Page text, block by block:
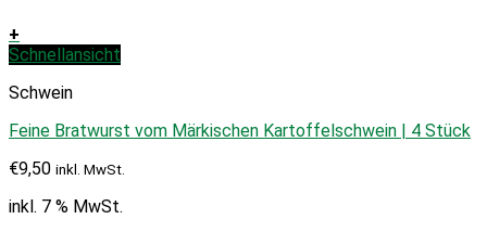
+
Schnellansicht
Schwein
Feine Bratwurst vom Märkischen Kartoffelschwein | 4 Stück
€9,50 inkl. MwSt.
inkl. 7 % MwSt.